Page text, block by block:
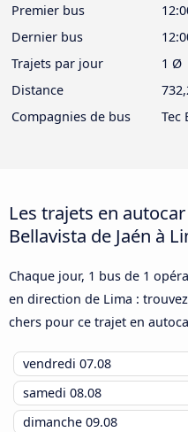
Premier bus
Dernier bus
Trajets par jour
1 Ø
Distance
Compagnies de bus
Tec
Les trajets en
Bellavista de Jaén à
Chaque jour, 1 bus de 1
en direction de Lima :
chers pour ce trajet en
vendredi 07.08
samedi 08.08
dimanche 09.08